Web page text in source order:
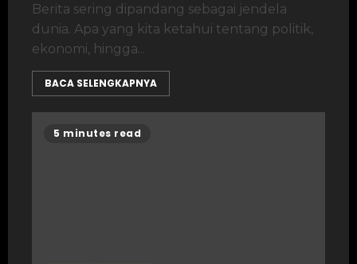
Berita sering dipandang sebagai jendela
dunia. Apa yang kita ketahui tentang politik,
ekonomi, hingga...
BACA SELENGKAPNYA
5 minutes read